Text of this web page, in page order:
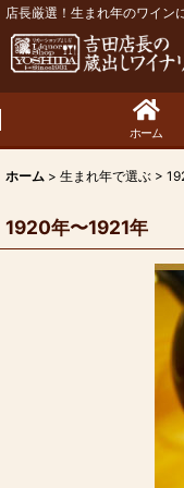
店長厳選！生まれ年のワイン
ホーム
ホーム > 生まれ年で選ぶ >
1920年〜1921年